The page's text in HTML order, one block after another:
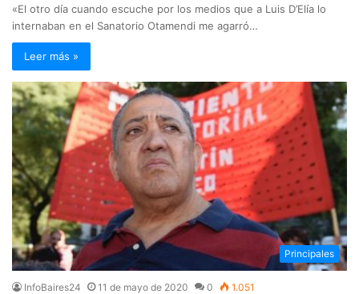
«El otro día cuando escuche por los medios que a Luis D’Elía lo
internaban en el Sanatorio Otamendi me agarró…
Leer más »
Principales
InfoBaires24 11 de mayo de 2020 0 1.051